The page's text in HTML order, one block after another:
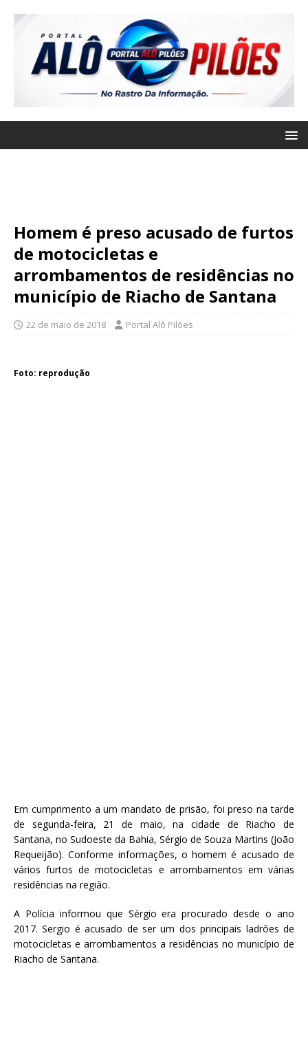
Homem é preso acusado de furtos
de motocicletas e
arrombamentos de residências no
município de Riacho de Santana
22 de maio de 2018 Portal Alô Pilões
Foto: reprodução
Em cumprimento a um mandato de prisão, foi preso na tarde
de segunda-feira, 21 de maio, na cidade de Riacho de
Santana, no Sudoeste da Bahia, Sérgio de Souza Martins (João
Requeijão). Conforme informações, o homem é acusado de
vários furtos de motocicletas e arrombamentos em várias
residências na região.
A Polícia informou que Sérgio era procurado desde o ano
2017. Sergio é acusado de ser um dos principais ladrões de
motocicletas e arrombamentos a residências no município de
Riacho de Santana.